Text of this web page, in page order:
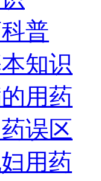
普
知识
用药
误区
用药